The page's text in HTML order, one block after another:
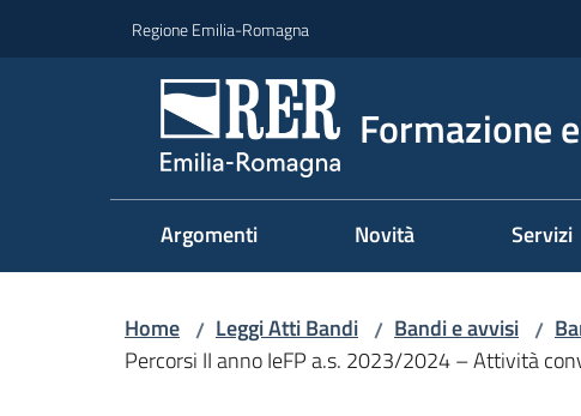
Regione Emilia-Romagna
Formazione
Argomenti Novità Servizi
Home / Leggi Atti Bandi / Bandi e avvisi /
Percorsi II anno IeFP a.s. 2023/2024 – Attività